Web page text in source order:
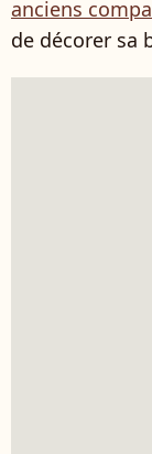
anciens
de décorer sa